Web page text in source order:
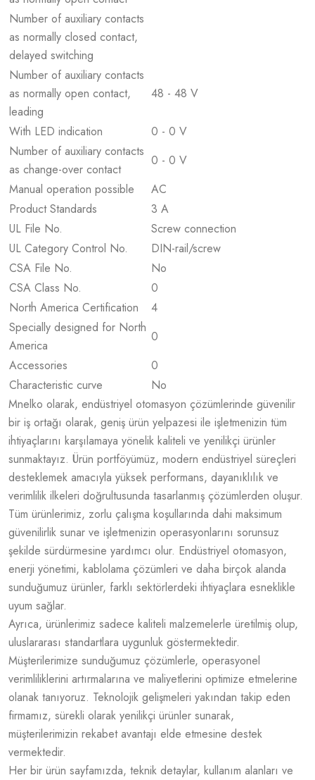
Number of auxiliary contacts
as normally closed contact,
delayed switching
Number of auxiliary contacts
as normally open contact,
leading
48 - 48 V
With LED indication
0 - 0 V
Number of auxiliary contacts
as change-over contact
0 - 0 V
Manual operation possible
AC
Product Standards
3 A
UL File No.
Screw connection
UL Category Control No.
DIN-rail/screw
CSA File No.
No
CSA Class No.
0
North America Certification
4
Specially designed for North
America
0
Accessories
0
Characteristic curve
No
Mnelko olarak, endüstriyel otomasyon çözümlerinde güvenilir
bir iş ortağı olarak, geniş ürün yelpazesi ile işletmenizin tüm
ihtiyaçlarını karşılamaya yönelik kaliteli ve yenilikçi ürünler
sunmaktayız. Ürün portföyümüz, modern endüstriyel süreçleri
desteklemek amacıyla yüksek performans, dayanıklılık ve
verimlilik ilkeleri doğrultusunda tasarlanmış çözümlerden oluşur.
Tüm ürünlerimiz, zorlu çalışma koşullarında dahi maksimum
güvenilirlik sunar ve işletmenizin operasyonlarını sorunsuz
şekilde sürdürmesine yardımcı olur. Endüstriyel otomasyon,
enerji yönetimi, kablolama çözümleri ve daha birçok alanda
sunduğumuz ürünler, farklı sektörlerdeki ihtiyaçlara esneklikle
uyum sağlar.
Ayrıca, ürünlerimiz sadece kaliteli malzemelerle üretilmiş olup,
uluslararası standartlara uygunluk göstermektedir.
Müşterilerimize sunduğumuz çözümlerle, operasyonel
verimliliklerini artırmalarına ve maliyetlerini optimize etmelerine
olanak tanıyoruz. Teknolojik gelişmeleri yakından takip eden
firmamız, sürekli olarak yenilikçi ürünler sunarak,
müşterilerimizin rekabet avantajı elde etmesine destek
vermektedir.
Her bir ürün sayfamızda, teknik detaylar, kullanım alanları ve